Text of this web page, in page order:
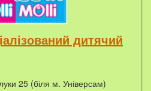
дитячий
25 (біля м. Універсам)